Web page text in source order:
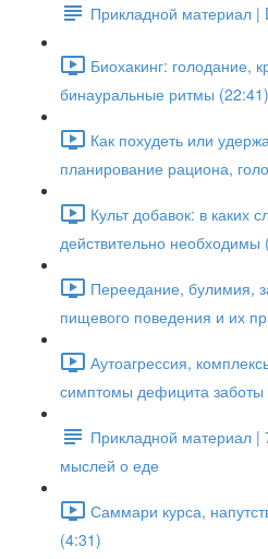
Прикладной материал |
Биохакинг: голодание,
бинауральные ритмы (22:41)
Как похудеть или
планирование рациона,
Культ добавок: в каких
действительно необходимы
Переедание, булимия,
пищевого поведения и их
Аутоагрессия,
симптомы дефицита заботы
Прикладной материал |
мыслей о еде
Саммари курса,
(4:31)